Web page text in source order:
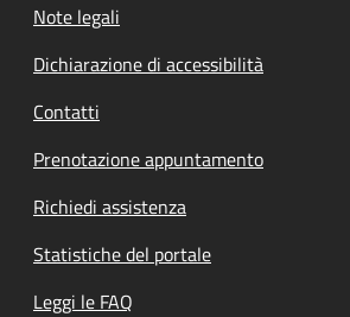
Note legali
Dichiarazione di accessibilità
Contatti
Prenotazione appuntamento
Richiedi assistenza
Statistiche del portale
Leggi le FAQ